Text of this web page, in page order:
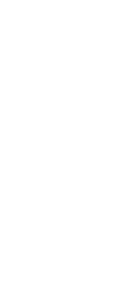
楽しくなる、街の